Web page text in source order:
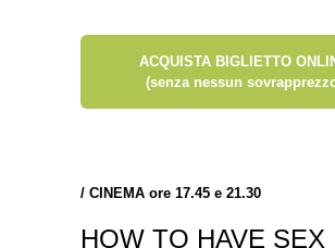
ACQUISTA BIGLIETTO
(senza nessun
/ CINEMA ore 17.45 e 21.30
HOW TO HAVE SEX